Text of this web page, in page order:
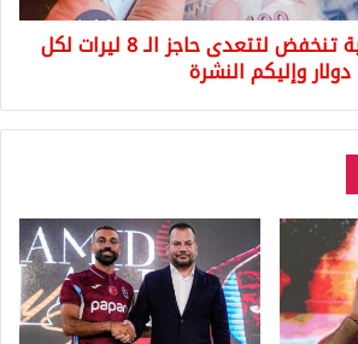
عاجل الليرة التركية تنخفض لتتعدى حاجز الـ 8 ليرات لكل
دولار وإليكم النشرة